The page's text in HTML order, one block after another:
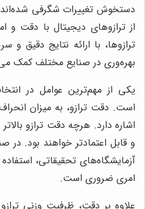
دستخوش تغییرات شگرفی شده‌اند
از ترازوهای دیجیتال با دقت و
ترازوها، با ارائه نتایج دقیق و
بهره‌وری در صنایع مختلف کمک
یکی از مهم‌ترین عوامل در
است. دقت ترازو، به میزان
اشاره دارد. هرچه دقت ترازو
و قابل اعتمادتر خواهند بود.
آزمایشگاه‌های تحقیقاتی، استفاده
امری ضروری است.
علاوه بر دقت، ظرفیت وزنی ترازو